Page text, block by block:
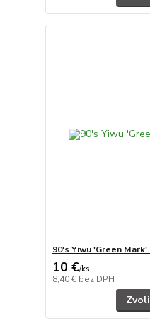
90's Yiwu 'Green Mark'
10 €/ks
8,40 € bez DPH